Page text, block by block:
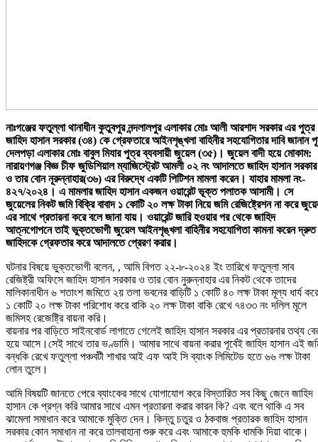
নাঃগঞ্জের ফতুল্লা থানাধীন কুতুবপুর নন্দলালপুর এলাকার মোঃ আলী আরশাদ সরকার এর পুত্র
জাহিদ হাসান সরকার (৩৪) কে গ্রেফতারে আইনশৃঙ্খলা বাহিনীর সহযোগিতার দাবি জানান
দেলপড়া এলাকার মোঃ বাবুল মিযার পুত্র ব্যবসায়ী জুয়েল (৩৫)। জুয়েল বাদী হয়ে মোকাম:
নারায়ণগঞ্জ বিজ্ঞ চীফ জুডিশিয়াল ম্যাজিস্ট্রেট আমলী ০২ নং আদালতে জাহিদ হাসান সরকার
ও তার বোন নূরুন্নাহার(৩৬) এর বিরুদ্ধে একটি পিটিশন মামলা করেন। যাহার মামলা নং-
৪২৭/২০২৪। এ মামলার জাহিদ হাসান একজন ওয়ারেন্ট ভূক্ত পলাতক আসামী। সে
জুয়েলের নিকট জমি বিক্রি বাবাদ ১ কোটি ২০ লক্ষ টাকা নিয়ে জমি রেজিষ্ট্রেশন না করে
এর সাথে প্রতারনা করে বলে জানা যায়। ওয়ারেন্ট জারি হওয়ার পর থেকে জাহিদ
আত্নগোপনে তাই ভুক্তভোগী জুয়েল আইনশৃঙ্খলা বাহিনীর সহযোগিতা কামনা করেন দ্রুত
জাহিদকে গ্রেফতার করে আদালতে প্রেরণ করার।
ঘটনার বিষয়ে ভুক্তভোগী বলেন, , আমি বিগত ২২-৮-২০২৪ ইং তারিখে ফতুল্লা সাব
রেজিষ্ট্রী অফিসে জাহিদ হাসান সরকার ও তার বোন নুরুন্নাহার এর নিকট থেকে তাদের
মালিকানাধীন ৬ শতাংশ জমিতে ২য় তলা ভবনের বাড়িটি ১ কোটি ৪০ লক্ষ টাকা মূল্য ধার্য করে
১ কোটি ২০ লক্ষ টাকা পরিশোধ করে বাকি ২০ লক্ষ টাকা বাকি রেখে ৭৪৩৩ নং দলিল মূলে
জমিসহ রেজেষ্ট্রি বায়না করি।
বায়নার পর বাড়িতে সাইনবোর্ড লাগাতে গেলেই জাহিদ হাসান সরকার এর প্রতারনার তথ্য
হয়ে আসে।সেই সাথে তার ভণ্ডামি। আমার সাথে বায়না করার পূর্বেই জাহিদ হাসান এই
বন্ধকি রেখে ফতুল্লা পঞ্চবটী শাখার আই এফ আই সি ব্যাংক লিমিটেড হতে ৬৬ লক্ষ টাকা
লোন তুলে।
আমি বিষয়টি জানতে পেরে ব্যাংকের সাথে যোগাযোগ করে বিস্তারিত সব কিছু জেনে জাহিদ
হাসান কে প্রশ্ন করি আমার সাথে এমন প্রতারনা করার কারন কি? এবং বলে থাকি এ সব
ঝামেলা সমাধান করে আমাকে মুক্তি দেন। কিন্তু চতুর ও ঠকবাজ প্রতারক জাহিদ হাসান
সরকার কোন সমাধান না করে তালবাহানা শুরু করে এবং আমাকে হুমকি ধামকি দিয়া থাকে।